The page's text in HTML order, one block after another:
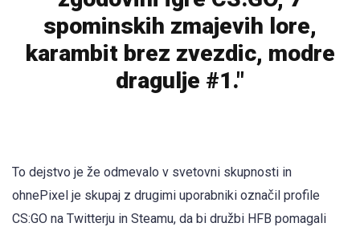
spominskih zmajevih lore,
karambit brez zvezdic, modre
dragulje #1."
To dejstvo je že odmevalo v svetovni skupnosti in
ohnePixel je skupaj z drugimi uporabniki označil profile
CS:GO na Twitterju in Steamu, da bi družbi HFB pomagali